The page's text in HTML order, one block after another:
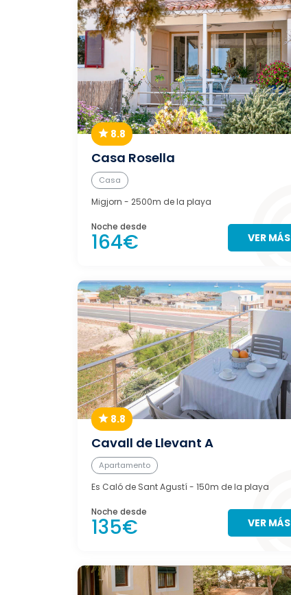
8.8
Casa Rosella
Casa
Migjorn - 2500m de la playa
Noche desde
164€ VER MÁS
8.8
Cavall de Llevant A
Apartamento
Es Caló de Sant Agustí- 150m de la playa
Noche desde
135€ VER MÁS